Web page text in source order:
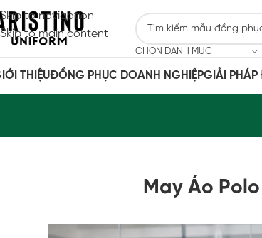
Skip to navigation
Skip to main content
CHỌN DANH MỤC
THIỆUĐỒNG PHỤC DOANH NGHIỆPGIẢI PHÁP
May Áo